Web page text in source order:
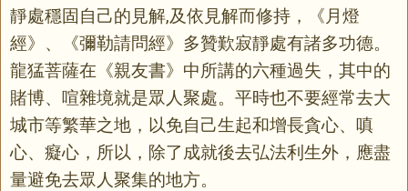
靜處穩固自己的見解,及依見解而修持，《月燈
經》、《彌勒請問經》多贊歎寂靜處有諸多功德。
龍猛菩薩在《親友書》中所講的六種過失，其中的
賭博、喧雜境就是眾人聚處。平時也不要經常去大
城市等繁華之地，以免自己生起和增長貪心、嗔
心、癡心，所以，除了成就後去弘法利生外，應盡
量避免去眾人聚集的地方。